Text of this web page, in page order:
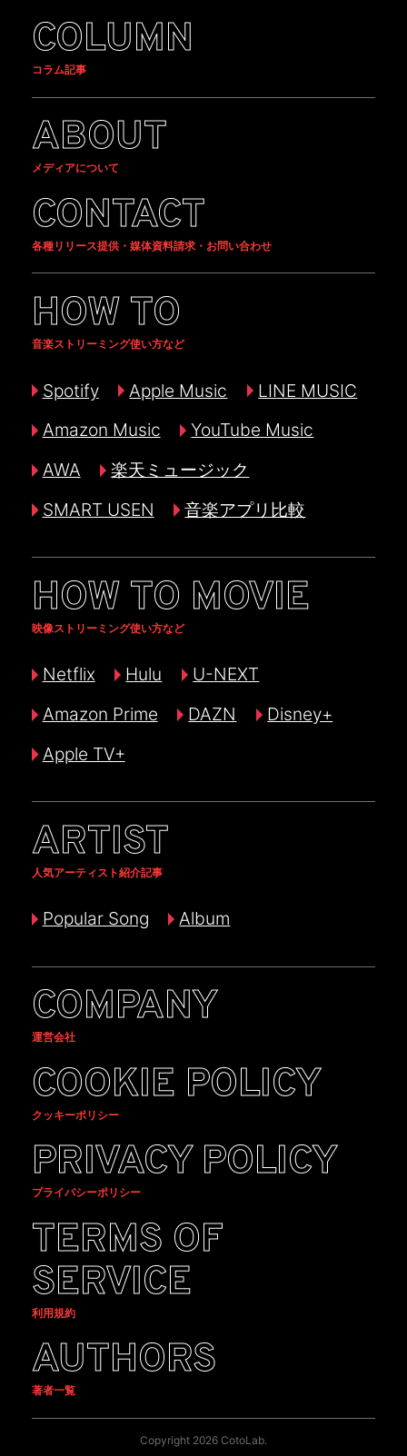
COLUMN
コラム記事
ABOUT
メディアについて
CONTACT
各種リリース提供・媒体資料請求・お問い合わせ
HOW TO
音楽ストリーミング使い方など
Spotify Apple Music
LINE MUSIC
Amazon Music
YouTube Music
AWA
楽天ミュージック
SMART USEN
音楽アプリ比較
HOW TO MOVIE
映像ストリーミング使い方など
Netflix Hulu
U-NEXT
Amazon Prime
DAZN
Disney+
Apple TV+
ARTIST
人気アーティスト紹介記事
Popular Song Album
COMPANY
運営会社
COOKIE POLICY
クッキーポリシー
PRIVACY POLICY
プライバシーポリシー
TERMS OF
SERVICE
利用規約
AUTHORS
著者一覧
Copyright 2026 CotoLab.